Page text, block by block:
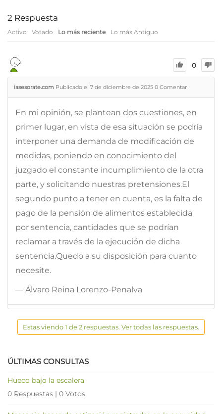
2 Respuesta
Activo Votado Lo más reciente Lo más Antiguo
0
iasesorate.com Publicado el 7 de diciembre de 2025 0 Comentar
En mi opinión, se plantean dos cuestiones, en
primer lugar, en vista de esa situación se podría
interponer una demanda de modificación de
medidas, poniendo en conocimiento del
juzgado el constante incumplimiento de la otra
parte, y solicitando nuestras pretensiones.El
segundo punto a tener en cuenta, es la falta de
pago de la pensión de alimentos establecida
por sentencia, cantidades que se podrían
reclamar a través de la ejecución de dicha
sentencia.Quedo a su disposición para cuanto
necesite.
— Álvaro Reina Lorenzo-Penalva
Estas viendo 1 de 2 respuestas. Ver todas las respuestas.
ÚLTIMAS CONSULTAS
Hueco bajo la escalera
0 Respuestas | 0 Votos